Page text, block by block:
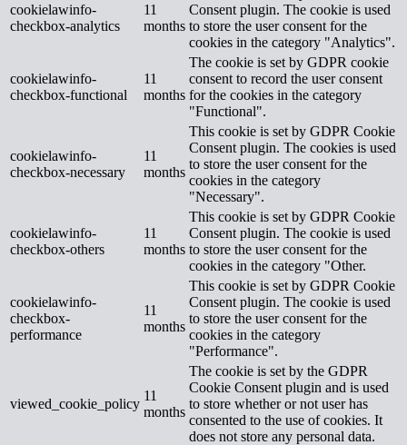
cookielawinfo-
checkbox-analytics
11
months
Consent plugin. The cookie is used
to store the user consent for the
cookies in the category "Analytics".
cookielawinfo-
checkbox-functional
11
months
The cookie is set by GDPR cookie
consent to record the user consent
for the cookies in the category
"Functional".
cookielawinfo-
checkbox-necessary
11
months
This cookie is set by GDPR Cookie
Consent plugin. The cookies is used
to store the user consent for the
cookies in the category
"Necessary".
cookielawinfo-
checkbox-others
11
months
This cookie is set by GDPR Cookie
Consent plugin. The cookie is used
to store the user consent for the
cookies in the category "Other.
cookielawinfo-
checkbox-
performance
11
months
This cookie is set by GDPR Cookie
Consent plugin. The cookie is used
to store the user consent for the
cookies in the category
"Performance".
viewed_cookie_policy
11
months
The cookie is set by the GDPR
Cookie Consent plugin and is used
to store whether or not user has
consented to the use of cookies. It
does not store any personal data.